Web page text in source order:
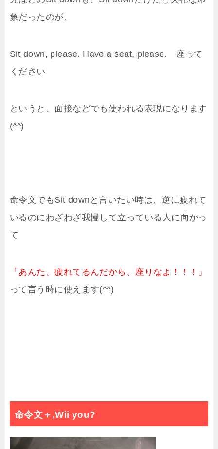
象だったのが、
Sit down, please. Have a seat, please. 座って
ください
というと、面接などでも使われる表現になります
(^^)
命令文でもSit downと言いたい時は、逆に疲れて
いるのにわざわざ我慢して立っている人に向かっ
て
「あんた、疲れてるんだから、座りなよ！！！」
って言う時に使えます(^^)
命令文＋,Wii you?